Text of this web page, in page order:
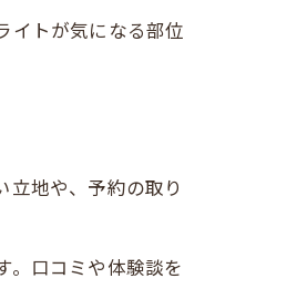
イトが気になる部位
地や、予約の取り
。口コミや体験談を